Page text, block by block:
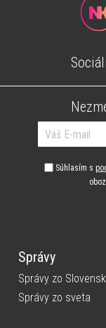
Súhlasím s
Správy
Správy zo
Správy zo sveta